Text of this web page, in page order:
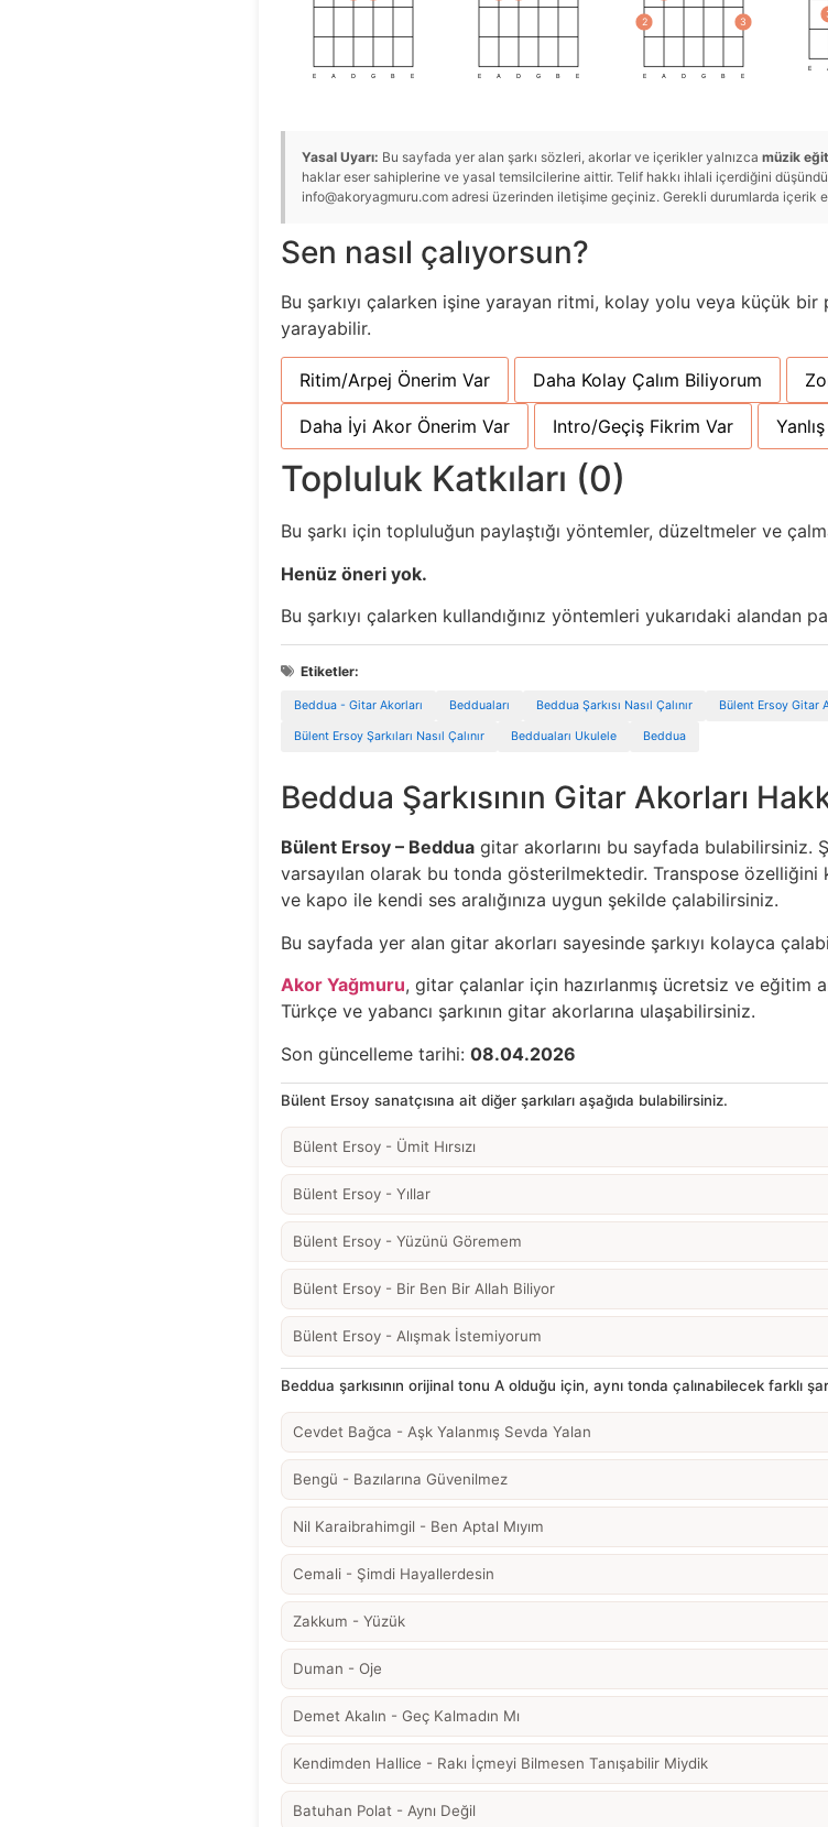
E A D G B E E A D G B E
2 3
E A D G B E
E
Yasal Uyarı: Bu sayfada yer alan şarkı sözleri, akorlar ve içerikler yalnızcamüzik
haklar eser sahiplerine ve yasal temsilcilerine aittir. Telif hakkı ihlali içerdiğini
info@akoryagmuru.com adresi üzerinden iletişime geçiniz. Gerekli durumlarda içerik
Sen nasıl çalıyorsun?
Bu şarkıyı çalarken işine yarayan ritmi, kolay yolu veya küçük
yarayabilir.
Ritim/Arpej Önerim Var Daha Kolay Çalım Biliyorum
Daha İyi Akor Önerim Var Intro/Geçiş Fikrim Var
Topluluk Katkıları (0)
Bu şarkı için topluluğun paylaştığı yöntemler, düzeltmeler ve
Henüz öneri yok.
Bu şarkıyı çalarken kullandığınız yöntemleri yukarıdaki alandan
Etiketler:
Beddua - Gitar Akorları Bedduaları Beddua Şarkısı Nasıl Çalınır Bülent Ersoy Gitar
Bülent Ersoy Şarkıları Nasıl Çalınır Bedduaları Ukulele Beddua
Beddua Şarkısının Gitar Akorları
Bülent Ersoy – Beddua gitar akorlarını bu sayfada bulabilirsiniz.
varsayılan olarak bu tonda gösterilmektedir. Transpose
ve kapo ile kendi ses aralığınıza uygun şekilde çalabilirsiniz.
Bu sayfada yer alan gitar akorları sayesinde şarkıyı kolayca
Akor Yağmuru, gitar çalanlar için hazırlanmış ücretsiz ve eğitim
Türkçe ve yabancı şarkının gitar akorlarına ulaşabilirsiniz.
Son güncelleme tarihi:08.04.2026
Bülent Ersoy sanatçısına ait diğer şarkıları aşağıda bulabilirsiniz.
Bülent Ersoy - Ümit Hırsızı
Bülent Ersoy - Yıllar
Bülent Ersoy - Yüzünü Göremem
Bülent Ersoy - Bir Ben Bir Allah Biliyor
Bülent Ersoy - Alışmak İstemiyorum
Beddua şarkısının orijinal tonu A olduğu için, aynı tonda çalınabilecek farklı
Cevdet Bağca - Aşk Yalanmış Sevda Yalan
Bengü - Bazılarına Güvenilmez
Nil Karaibrahimgil - Ben Aptal Mıyım
Cemali - Şimdi Hayallerdesin
Zakkum - Yüzük
Duman - Oje
Demet Akalın - Geç Kalmadın Mı
Kendimden Hallice - Rakı İçmeyi Bilmesen Tanışabilir Miydik
Batuhan Polat - Aynı Değil